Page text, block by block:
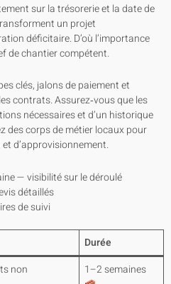
sur la trésorerie et la date de
un projet
déficitaire. D’où l’importance
de chantier compétent.
clés, jalons de paiement et
contrats. Assurez‑vous que les
nécessaires et d’un historique
des corps de métier locaux pour
d’approvisionnement.
— visibilité sur le déroulé
détaillés
de suivi
Durée
non
1–2 semaines